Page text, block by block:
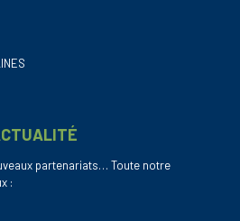
partenariats… Toute notre
: